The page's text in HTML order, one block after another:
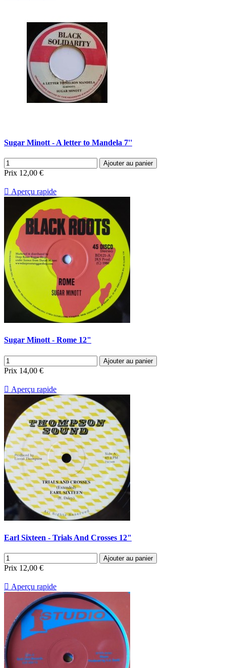
Sugar Minott - A letter to Mandela 7''
Ajouter au panier
Prix 12,00 €
 Aperçu rapide
Sugar Minott - Rome 12"
Ajouter au panier
Prix 14,00 €
 Aperçu rapide
Earl Sixteen - Trials And Crosses 12"
Ajouter au panier
Prix 12,00 €
 Aperçu rapide